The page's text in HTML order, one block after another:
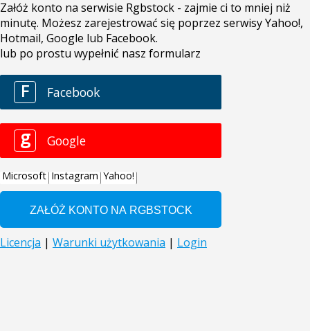
Załóż konto na serwisie Rgbstock - zajmie ci to mniej niż
minutę. Możesz zarejestrować się poprzez serwisy Yahoo!,
Hotmail, Google lub Facebook.
lub po prostu wypełnić nasz formularz
F Facebook
g Google
Microsoft Instagram Yahoo!
Licencja | Warunki użytkowania | Login